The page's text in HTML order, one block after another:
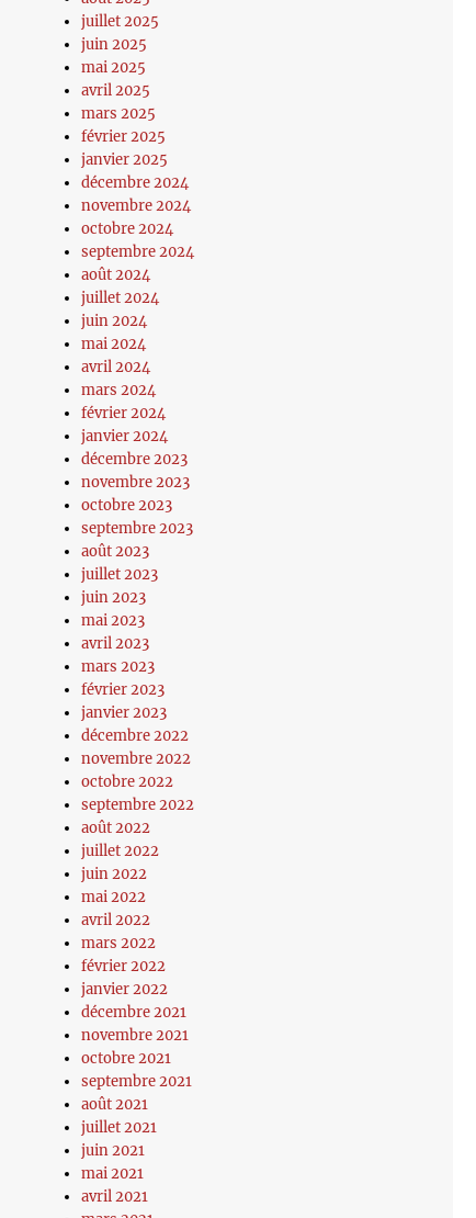
juillet 2025
juin 2025
mai 2025
avril 2025
mars 2025
février 2025
janvier 2025
décembre 2024
novembre 2024
octobre 2024
septembre 2024
août 2024
juillet 2024
juin 2024
mai 2024
avril 2024
mars 2024
février 2024
janvier 2024
décembre 2023
novembre 2023
octobre 2023
septembre 2023
août 2023
juillet 2023
juin 2023
mai 2023
avril 2023
mars 2023
février 2023
janvier 2023
décembre 2022
novembre 2022
octobre 2022
septembre 2022
août 2022
juillet 2022
juin 2022
mai 2022
avril 2022
mars 2022
février 2022
janvier 2022
décembre 2021
novembre 2021
octobre 2021
septembre 2021
août 2021
juillet 2021
juin 2021
mai 2021
avril 2021